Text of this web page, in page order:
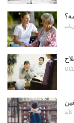
كآبة